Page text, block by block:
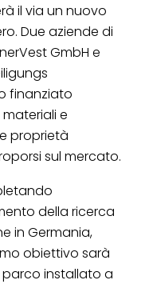
il via un nuovo
Due aziende di
GmbH e
finanziato
e
proprietà
sul mercato.
della ricerca
in Germania,
obiettivo sarà
installato a